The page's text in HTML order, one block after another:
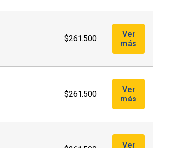
$261.500
Ver
más
$261.500
Ver
más
Ver